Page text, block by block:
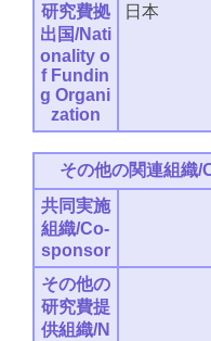
研究費拠
出国/Nati
onality o
f Fundin
g Organi
zation
日本
その他の関連組織
共同実施
組織/Co-
sponsor
その他の
研究費提
供組織/N